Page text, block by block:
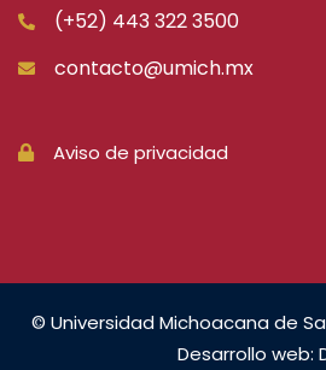
(+52) 443 322 3500
contacto@umich.mx
Aviso de privacidad
© Universidad Michoacana de
Desarrollo web: